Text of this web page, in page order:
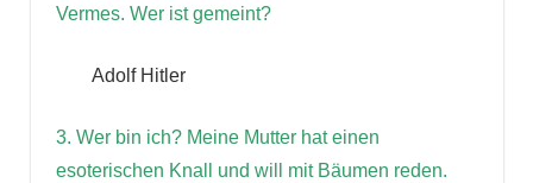
Vermes. Wer ist gemeint?
Adolf Hitler
3. Wer bin ich? Meine Mutter hat einen
esoterischen Knall und will mit Bäumen reden.